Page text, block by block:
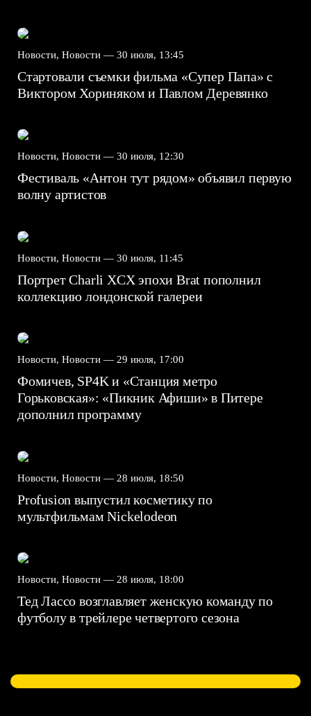
Новости, Новости — 30 июля, 13:45
Стартовали съемки фильма «Супер Папа» с
Виктором Хориняком и Павлом Деревянко
Новости, Новости — 30 июля, 12:30
Фестиваль «Антон тут рядом» объявил первую
волну артистов
Новости, Новости — 30 июля, 11:45
Портрет Charli XCX эпохи Brat пополнил
коллекцию лондонской галереи
Новости, Новости — 29 июля, 17:00
Фомичев, SP4K и «Станция метро
Горьковская»: «Пикник Афиши» в Питере
дополнил программу
Новости, Новости — 28 июля, 18:50
Profusion выпустил косметику по
мультфильмам Nickelodeon
Новости, Новости — 28 июля, 18:00
Тед Лассо возглавляет женскую команду по
футболу в трейлере четвертого сезона